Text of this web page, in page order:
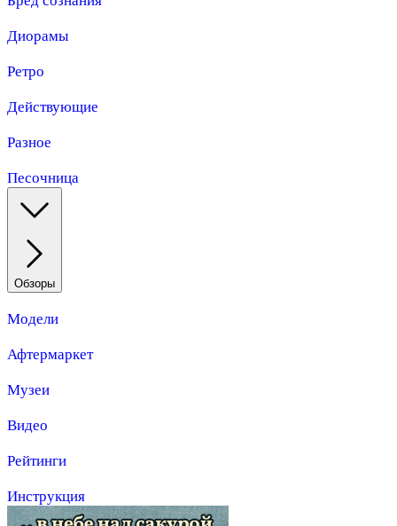
Диорамы
Ретро
Действующие
Разное
Песочница
Обзоры
Модели
Афтермаркет
Музеи
Видео
Рейтинги
Инструкция